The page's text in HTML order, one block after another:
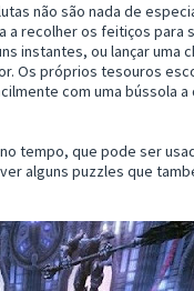
não são nada de
recolher os feitiços para
instantes, ou lançar uma
Os próprios tesouros
com uma bússola
tempo, que pode ser
alguns puzzles que